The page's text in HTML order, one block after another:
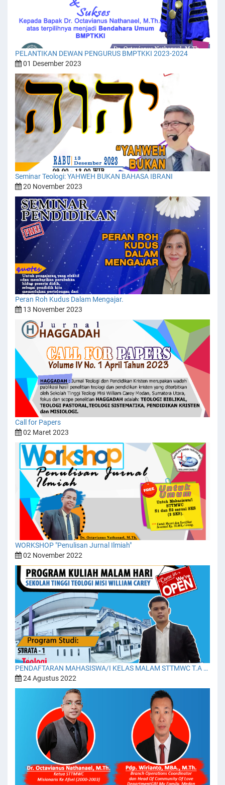
PELANTIKAN DEWAN PENGURUS BMPTKKI 2023-2024
01 Desember 2023
Seminar Teologi: YAHWEH BUKAN BAHASA IBRANI
20 November 2023
Peran Roh Kudus Dalam Mengajar.
13 November 2023
Call for Papers
02 Maret 2023
WORKSHOP "Penulisan Jurnal Ilmiah"
02 November 2022
PENDAFTARAN MAHASISWA/I KELAS MALAM STTMWC T.A 2022/2023
24 Agustus 2022